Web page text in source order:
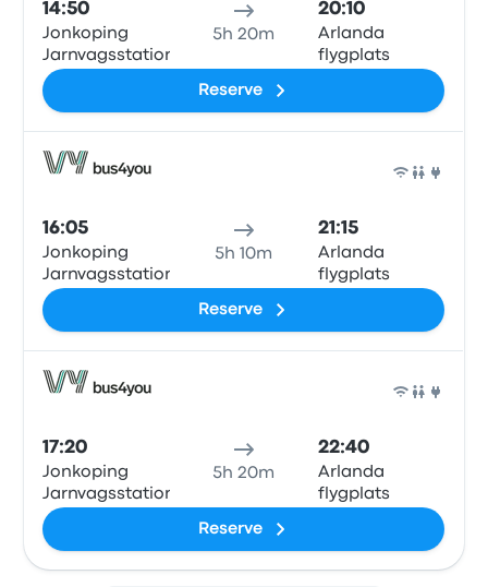
14:50
Jonkoping
Jarnvagsstationen
5h 20m
20:10
Arlanda
flygplats
Reserve
16:05
Jonkoping
Jarnvagsstationen
5h 10m
21:15
Arlanda
flygplats
Reserve
17:20
Jonkoping
Jarnvagsstationen
5h 20m
22:40
Arlanda
flygplats
Reserve